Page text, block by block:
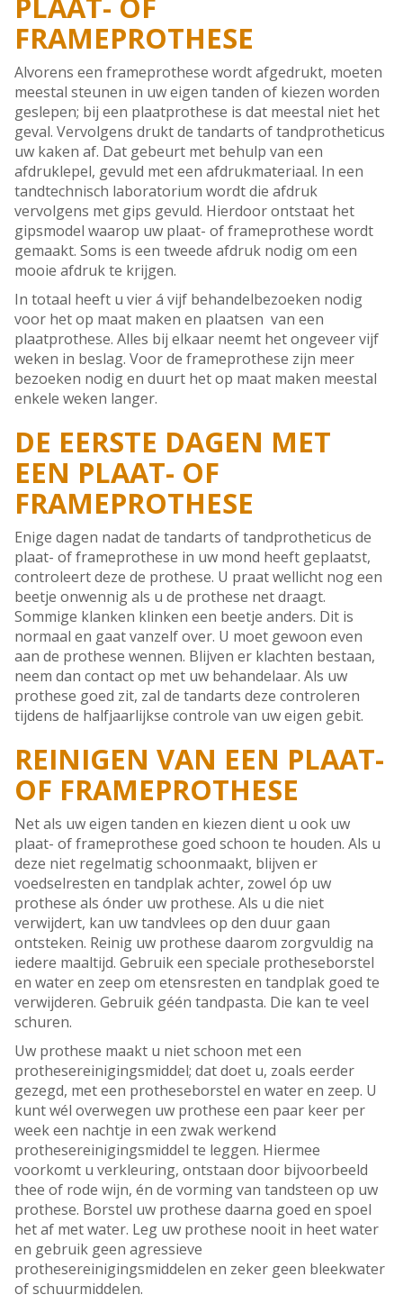
FRAMEPROTHESE
Alvorens een frameprothese wordt afgedrukt, moeten
meestal steunen in uw eigen tanden of kiezen worden
geslepen; bij een plaatprothese is dat meestal niet het
geval. Vervolgens drukt de tandarts of tandprotheticus
uw kaken af. Dat gebeurt met behulp van een
afdruklepel, gevuld met een afdrukmateriaal. In een
tandtechnisch laboratorium wordt die afdruk
vervolgens met gips gevuld. Hierdoor ontstaat het
gipsmodel waarop uw plaat- of frameprothese wordt
gemaakt. Soms is een tweede afdruk nodig om een
mooie afdruk te krijgen.
In totaal heeft u vier á vijf behandelbezoeken nodig
voor het op maat maken en plaatsen van een
plaatprothese. Alles bij elkaar neemt het ongeveer vijf
weken in beslag. Voor de frameprothese zijn meer
bezoeken nodig en duurt het op maat maken meestal
enkele weken langer.
DE EERSTE DAGEN MET
EEN PLAAT- OF
FRAMEPROTHESE
Enige dagen nadat de tandarts of tandprotheticus de
plaat- of frameprothese in uw mond heeft geplaatst,
controleert deze de prothese. U praat wellicht nog een
beetje onwennig als u de prothese net draagt.
Sommige klanken klinken een beetje anders. Dit is
normaal en gaat vanzelf over. U moet gewoon even
aan de prothese wennen. Blijven er klachten bestaan,
neem dan contact op met uw behandelaar. Als uw
prothese goed zit, zal de tandarts deze controleren
tijdens de halfjaarlijkse controle van uw eigen gebit.
REINIGEN VAN EEN PLAAT-
OF FRAMEPROTHESE
Net als uw eigen tanden en kiezen dient u ook uw
plaat- of frameprothese goed schoon te houden. Als u
deze niet regelmatig schoonmaakt, blijven er
voedselresten en tandplak achter, zowel óp uw
prothese als ónder uw prothese. Als u die niet
verwijdert, kan uw tandvlees op den duur gaan
ontsteken. Reinig uw prothese daarom zorgvuldig na
iedere maaltijd. Gebruik een speciale protheseborstel
en water en zeep om etensresten en tandplak goed te
verwijderen. Gebruik géén tandpasta. Die kan te veel
schuren.
Uw prothese maakt u niet schoon met een
prothesereinigingsmiddel; dat doet u, zoals eerder
gezegd, met een protheseborstel en water en zeep. U
kunt wél overwegen uw prothese een paar keer per
week een nachtje in een zwak werkend
prothesereinigingsmiddel te leggen. Hiermee
voorkomt u verkleuring, ontstaan door bijvoorbeeld
thee of rode wijn, én de vorming van tandsteen op uw
prothese. Borstel uw prothese daarna goed en spoel
het af met water. Leg uw prothese nooit in heet water
en gebruik geen agressieve
prothesereinigingsmiddelen en zeker geen bleekwater
of schuurmiddelen.